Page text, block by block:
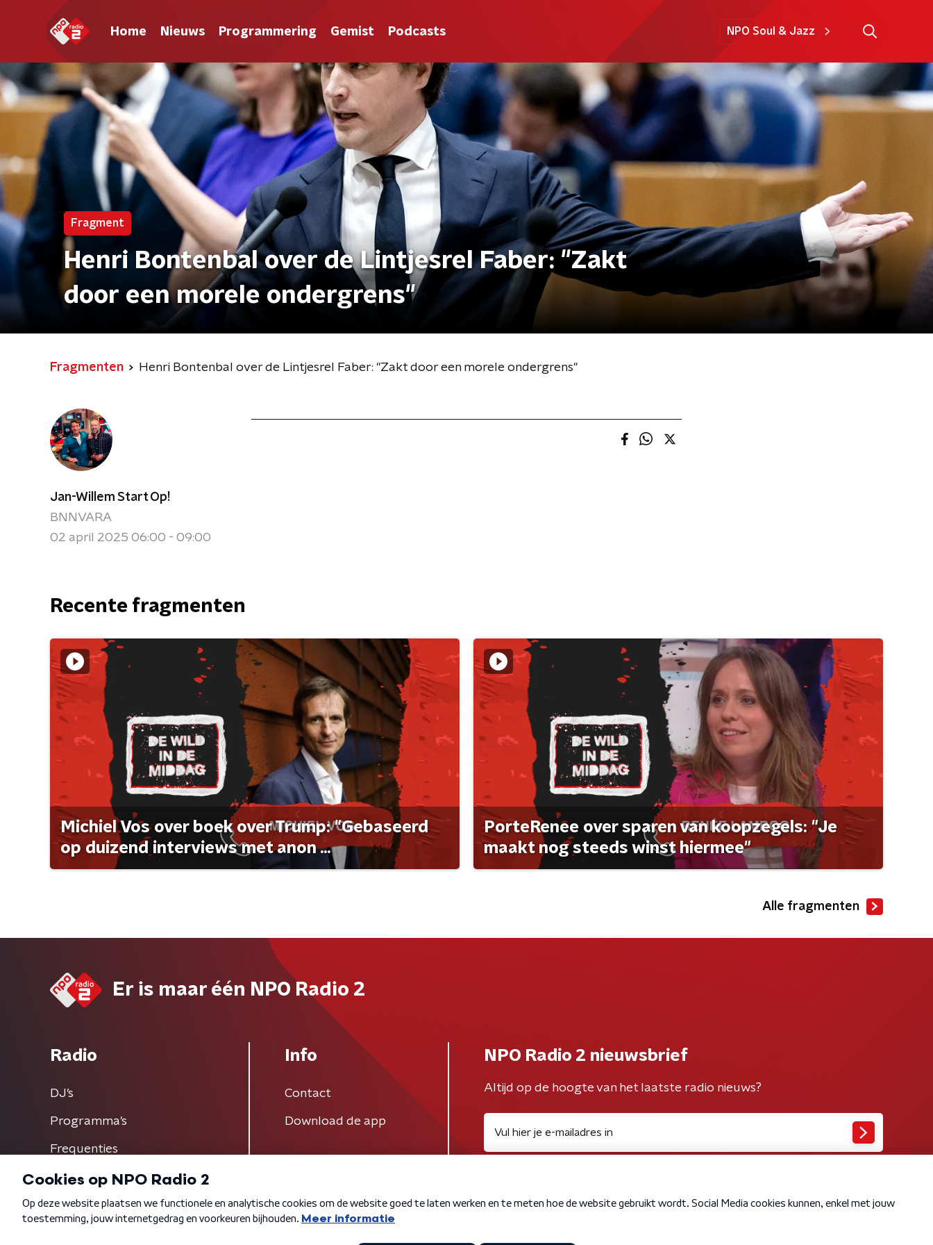
Home Nieuws Programmering Gemist Podcasts NPO Soul & Jazz
Fragment
Henri Bontenbal over de Lintjesrel Faber: "Zakt
door een morele ondergrens"
Fragmenten Henri Bontenbal over de Lintjesrel Faber: "Zakt door een morele ondergrens"
Jan-Willem Start Op!
BNNVARA
02 april 2025 06:00 - 09:00
Recente fragmenten
Michiel Vos over boek over Trump: "Gebaseerd
op duizend interviews met anon ...
PorteRenee over sparen van koopzegels: "Je
maakt nog steeds winst hiermee"
Alle fragmenten
Er is maar één NPO Radio 2
Radio
DJ’s
Programma's
Frequenties
Info
Contact
Download de app
NPO Radio 2 nieuwsbrief
Altijd op de hoogte van het laatste radio nieuws?
Algemene voorwaarden Privacybeleid